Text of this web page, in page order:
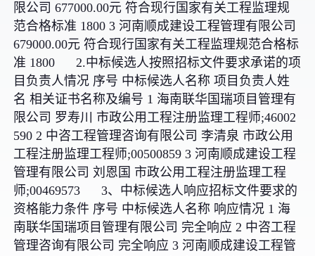
限公司 677000.00元 符合现行国家有关工程监理规
范合格标准 1800 3 河南顺成建设工程管理有限公司
679000.00元 符合现行国家有关工程监理规范合格标
准 1800 2.中标候选人按照招标文件要求承诺的项
目负责人情况 序号 中标候选人名称 项目负责人姓
名 相关证书名称及编号 1 海南联华国瑞项目管理有
限公司 罗寿川 市政公用工程注册监理工程师;46002
590 2 中咨工程管理咨询有限公司 李清泉 市政公用
工程注册监理工程师;00500859 3 河南顺成建设工程
管理有限公司 刘恩国 市政公用工程注册监理工程
师;00469573 3、中标候选人响应招标文件要求的
资格能力条件 序号 中标候选人名称 响应情况 1 海
南联华国瑞项目管理有限公司 完全响应 2 中咨工程
管理咨询有限公司 完全响应 3 河南顺成建设工程管